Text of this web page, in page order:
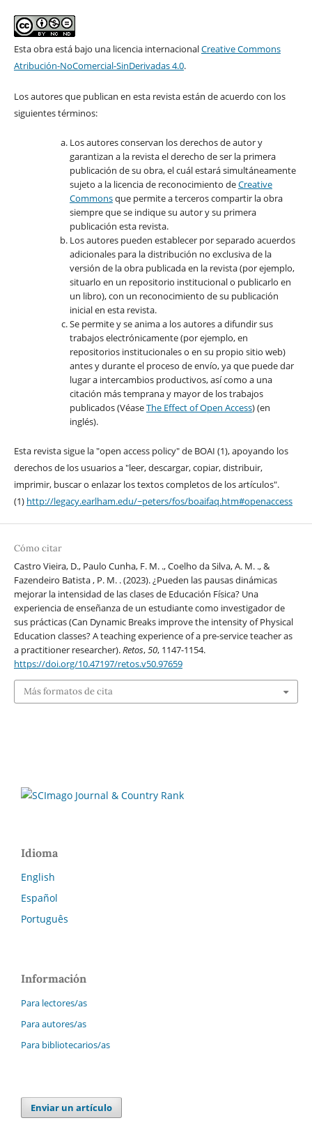
Esta obra está bajo una licencia internacionalCreative Commons
Atribución-NoComercial-SinDerivadas 4.0.
Los autores que publican en esta revista están de acuerdo con los
siguientes términos:
Los autores conservan los derechos de autor y
garantizan a la revista el derecho de ser la primera
publicación de su obra, el cuál estará simultáneamente
sujeto a la licencia de reconocimiento deCreative
Commonsque permite a terceros compartir la obra
siempre que se indique su autor y su primera
publicación esta revista.
Los autores pueden establecer por separado acuerdos
adicionales para la distribución no exclusiva de la
versión de la obra publicada en la revista (por ejemplo,
situarlo en un repositorio institucional o publicarlo en
un libro), con un reconocimiento de su publicación
inicial en esta revista.
Se permite y se anima a los autores a difundir sus
trabajos electrónicamente (por ejemplo, en
repositorios institucionales o en su propio sitio web)
antes y durante el proceso de envío, ya que puede dar
lugar a intercambios productivos, así como a una
citación más temprana y mayor de los trabajos
publicados (VéaseThe Effect of Open Access) (en
inglés).
Esta revista sigue la "open access policy" de BOAI (1), apoyando los
derechos de los usuarios a "leer, descargar, copiar, distribuir,
imprimir, buscar o enlazar los textos completos de los artículos".
(1) http://legacy.earlham.edu/~peters/fos/boaifaq.htm#openaccess
Cómo citar
Castro Vieira, D., Paulo Cunha, F. M. ., Coelho da Silva, A. M. ., &
Fazendeiro Batista , P. M. . (2023). ¿Pueden las pausas dinámicas
mejorar la intensidad de las clases de Educación Física? Una
experiencia de enseñanza de un estudiante como investigador de
sus prácticas (Can Dynamic Breaks improve the intensity of Physical
Education classes? A teaching experience of a pre-service teacher as
a practitioner researcher).Retos,50, 1147-1154.
https://doi.org/10.47197/retos.v50.97659
Más formatos de cita
Idioma
English
Español
Português
Información
Para lectores/as
Para autores/as
Para bibliotecarios/as
Enviar un artículo